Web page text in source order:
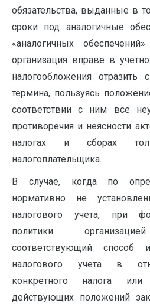
обязательства, выданные в
сроки под аналогичные
«аналогичных
организация вправе в
налогообложения отразить
термина, пользуясь
соответствии с ним все
противоречия и неясности
налогах и сборах
налогоплательщика.
В случае, когда по
нормативно не
налогового учета, при
политики
соответствующий способ
налогового учета в
конкретного налога
действующих положений